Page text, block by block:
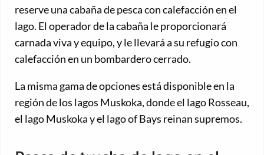
reserve una cabaña de pesca con calefacción en el
lago. El operador de la cabaña le proporcionará
carnada viva y equipo, y le llevará a su refugio con
calefacción en un bombardero cerrado.
La misma gama de opciones está disponible en la
región de los lagos Muskoka, donde el lago Rosseau,
el lago Muskoka y el lago of Bays reinan supremos.